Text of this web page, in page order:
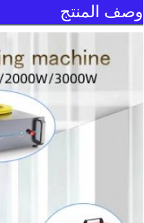
وصف المنتج